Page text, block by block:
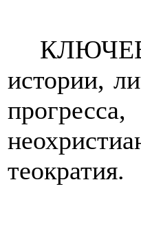
истории,
теократия.